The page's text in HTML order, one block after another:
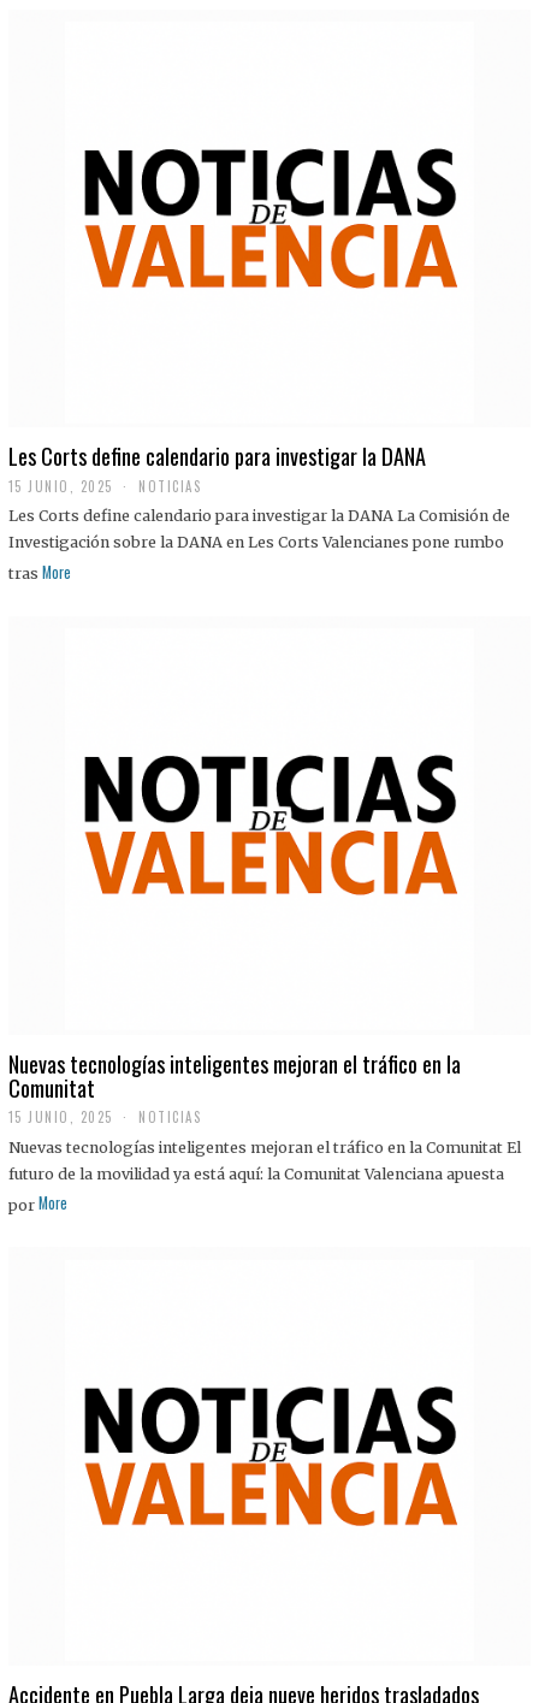
Les Corts define calendario para investigar la DANA
15 JUNIO, 2025 NOTICIAS
Les Corts define calendario para investigar la DANA La Comisión de
Investigación sobre la DANA en Les Corts Valencianes pone rumbo
tras More
Nuevas tecnologías inteligentes mejoran el tráfico en la
Comunitat
15 JUNIO, 2025 NOTICIAS
Nuevas tecnologías inteligentes mejoran el tráfico en la Comunitat El
futuro de la movilidad ya está aquí: la Comunitat Valenciana apuesta
por More
Accidente en Puebla Larga deja nueve heridos trasladados